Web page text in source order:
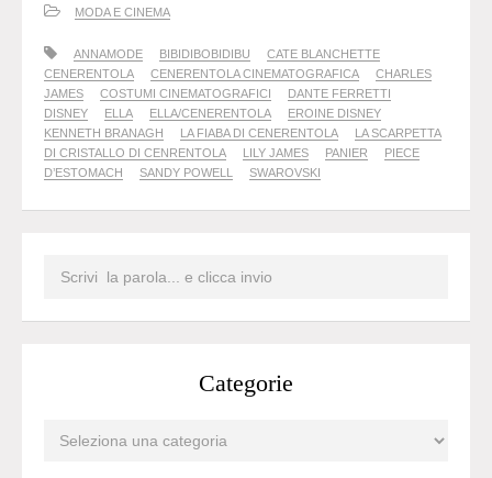
MODA E CINEMA
ANNAMODE BIBIDIBOBIDIBU
CATE BLANCHETTE
CENERENTOLA
CENERENTOLA CINEMATOGRAFICA
CHARLES
JAMES
COSTUMI CINEMATOGRAFICI
DANTE FERRETTI
DISNEY
ELLA ELLA/CENERENTOLA
EROINE DISNEY
KENNETH BRANAGH
LA FIABA DI CENERENTOLA
LA SCARPETTA
DI CRISTALLO DI CENRENTOLA
LILY JAMES PANIER
PIECE
D’ESTOMACH
SANDY POWELL SWAROVSKI
Categorie